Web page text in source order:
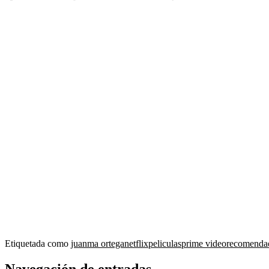
Etiquetada como juanma orteganetflixpeliculasprime video